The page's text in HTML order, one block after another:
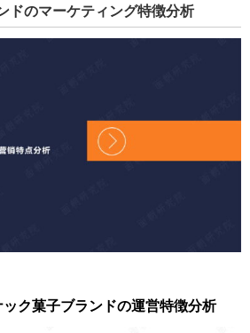
ドのマーケティング特徴分析
ック菓子ブランドの運営特徴分析